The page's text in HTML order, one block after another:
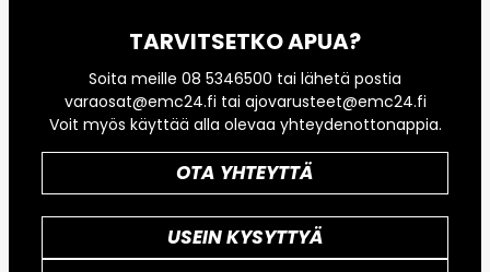
TARVITSETKO APUA?
Soita meille 08 5346500 tai lähetä postia
varaosat@emc24.fi tai ajovarusteet@emc24.fi
Voit myös käyttää alla olevaa yhteydenottonappia.
OTA YHTEYTTÄ
USEIN KYSYTTYÄ